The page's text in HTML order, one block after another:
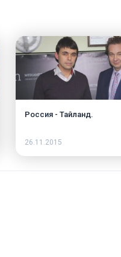
Россия - Тайланд.
26.11.2015